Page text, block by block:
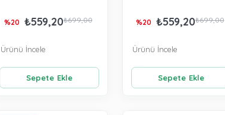
₺559,20₺699,00
%20
Sepete Ekle
Ürünü İncele
₺559,20₺699,00
%20
Sepete Ekle
Ürünü İncele